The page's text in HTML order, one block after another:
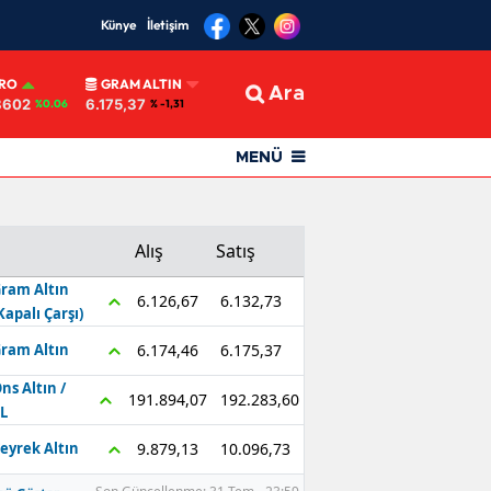
Künye İletişim
%0.06
GRAM ALTIN
6.175,37 % -1,31 Ara
MENÜ
Alış Satış
Altın
Çarşı)
6.126,67 6.132,73
Altın 6.174,46 6.175,37
Altın /
191.894,07 192.283,60
Altın 9.879,13 10.096,73